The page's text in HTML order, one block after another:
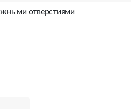
отверстиями